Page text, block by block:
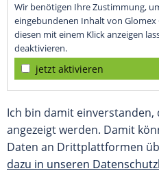
Wir benötigen Ihre Zustimmung,
eingebundenen Inhalt von Glomex
diesen mit einem Klick anzeigen
deaktivieren.
jetzt aktivieren
Ich bin damit
angezeigt werden. Damit
Daten an Drittplattformen
dazu in unseren